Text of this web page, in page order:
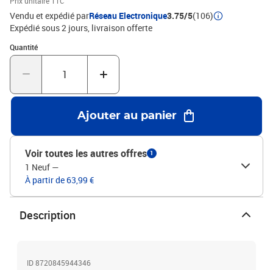
être utilisé avec le dispositif de fixation murale fourni.Couleur :
chêne fuméMatériau : bois d'ingénierie, ferDimensions : 102 x 36 x
50 cm (l x P x H)L'assemblage est requisLegal Documents:Vous
trouverez ici plus de détails sur la façon d'empêcher vos meubles
de basculer
Vendu et expédié parRéseau Electronique3.75/5(106)
Expédié sous 2 jours livraison offerte
Quantité
Quantité : 1
Ajouter au panier
Voir toutes les autres offres 1
1 Neuf —
À partir de 63,99 €
Description
ID 8720845944346